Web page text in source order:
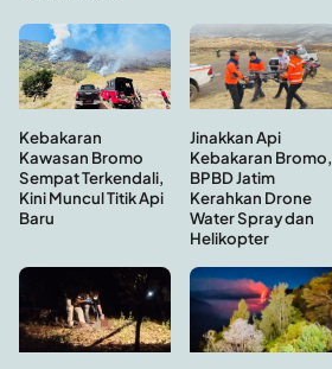
Kebakaran
Kawasan Bromo
Sempat Terkendali,
Kini Muncul Titik Api
Baru
Jinakkan Api
Kebakaran Bromo,
BPBD Jatim
Kerahkan Drone
Water Spray dan
Helikopter